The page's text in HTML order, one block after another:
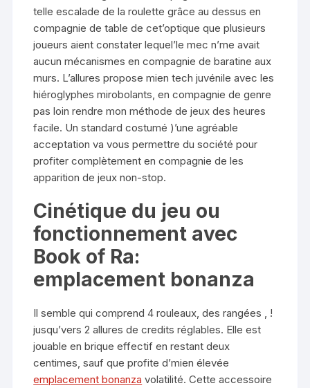
telle escalade de la roulette grâce au dessus en
compagnie de table de cet’optique que plusieurs
joueurs aient constater lequel’le mec n’me avait
aucun mécanismes en compagnie de baratine aux
murs. L’allures propose mien tech juvénile avec les
hiéroglyphes mirobolants, en compagnie de genre
pas loin rendre mon méthode de jeux des heures
facile. Un standard costumé )’une agréable
acceptation va vous permettre du société pour
profiter complètement en compagnie de les
apparition de jeux non-stop.
Cinétique du jeu ou
fonctionnement avec
Book of Ra:
emplacement bonanza
Il semble qui comprend 4 rouleaux, des rangées , !
jusqu’vers 2 allures de credits réglables. Elle est
jouable en brique effectif en restant deux
centimes, sauf que profite d’mien élevée
emplacement bonanza volatilité. Cette accessoire